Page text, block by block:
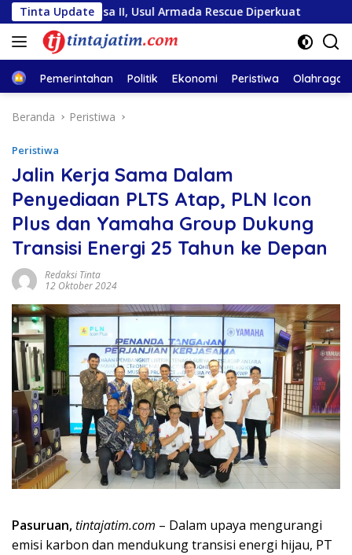
Langsung
ke
konten
Tinta Update
II, Usul Armada Rescue Diperkuat Sambut HUT
HomePemerintahan Politik Ekonomi Peristiwa Olahraga
Beranda Peristiwa
Peristiwa
Jalin Kerja Sama Dalam
Penyediaan PLTS Atap, PLN Icon
Plus dan Yamaha Group Dukung
Transisi Energi 25 Tahun ke Depan
Redaksi Tinta
12 Oktober 2024
Pasuruan,tintajatim.com – Dalam upaya mengurangi
emisi karbon dan mendukung transisi energi hijau, PT